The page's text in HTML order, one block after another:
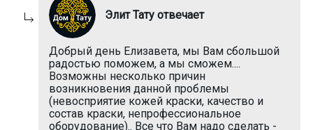
Элит Тату отвечает
Добрый день Елизавета, мы Вам сбольшой
радостью поможем, а мы сможем....
Возможны несколько причин
возникновения данной проблемы
(невосприятие кожей краски, качество и
состав краски, непрофессиональное
оборудование).. Все что Вам надо сделать -